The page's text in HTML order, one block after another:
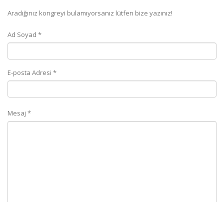
Aradığınız kongreyi bulamıyorsanız lütfen bize yazınız!
Ad Soyad *
E-posta Adresi *
Mesaj *